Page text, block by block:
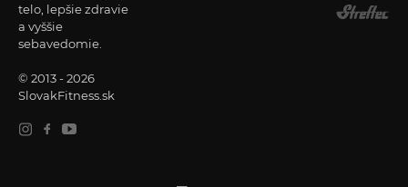
telo, lepšie zdravie
a vyššie
sebavedomie.
© 2013 - 2026
SlovakFitness.sk